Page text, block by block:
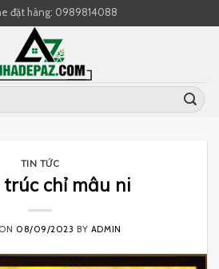
đặt hàng: 0989814088
TIN TỨC
trúc chỉ mâu ni
08/09/2023 BY ADMIN